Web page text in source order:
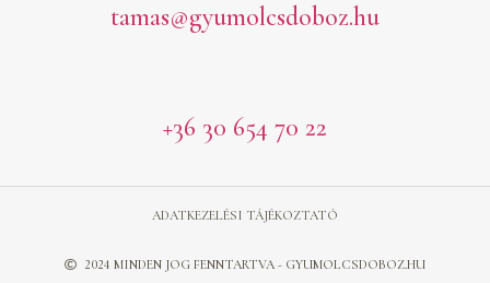
tamas@gyumolcsdoboz.hu
+36 30 654 70 22
2024 MINDEN JOG FENNTARTVA - GYUMOLCSDOBOZ.HU
ADATKEZELÉSI TÁJÉKOZTATÓ